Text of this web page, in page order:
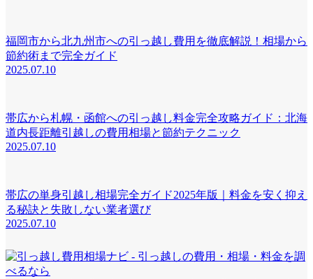
福岡市から北九州市への引っ越し費用を徹底解説！相場から
節約術まで完全ガイド
2025.07.10
帯広から札幌・函館への引っ越し料金完全攻略ガイド：北海
道内長距離引越しの費用相場と節約テクニック
2025.07.10
帯広の単身引越し相場完全ガイド2025年版｜料金を安く抑え
る秘訣と失敗しない業者選び
2025.07.10